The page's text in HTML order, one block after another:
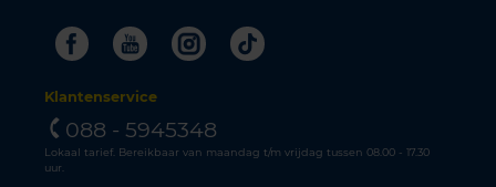
FacebookYoutubeInstagram
Tiktok
Klantenservice
088 - 5945348
Lokaal tarief. Bereikbaar van maandag t/m vrijdag tussen 08.00 - 17.30
uur.